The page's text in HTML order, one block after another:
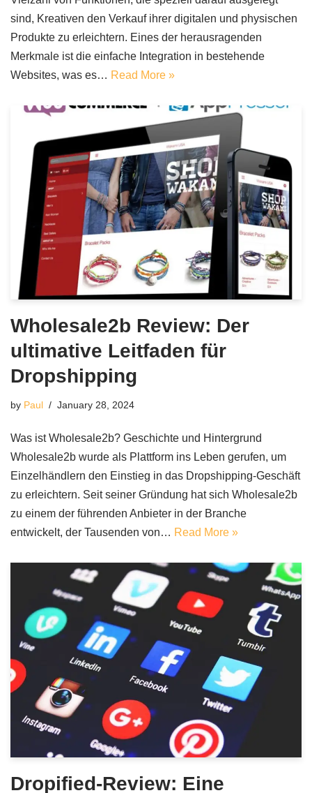
sind, Kreativen den Verkauf ihrer digitalen und physischen
Produkte zu erleichtern. Eines der herausragenden
Merkmale ist die einfache Integration in bestehende
Websites, was es… Read More »
Wholesale2b Review: Der
ultimative Leitfaden für
Dropshipping
by Paul January 28, 2024
Was ist Wholesale2b? Geschichte und Hintergrund
Wholesale2b wurde als Plattform ins Leben gerufen, um
Einzelhändlern den Einstieg in das Dropshipping-Geschäft
zu erleichtern. Seit seiner Gründung hat sich Wholesale2b
zu einem der führenden Anbieter in der Branche
entwickelt, der Tausenden von… Read More »
Dropified-Review: Eine